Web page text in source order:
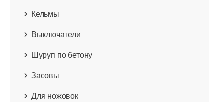
Кельмы
Выключатели
Шуруп по бетону
Засовы
Для ножовок